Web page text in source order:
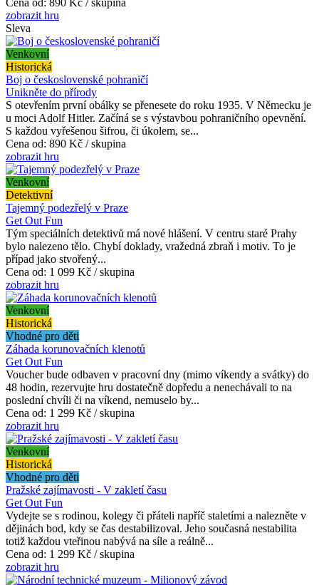
zobrazit hru
Sleva
Venkovní
Historická
Boj o československé pohraničí
Unikněte do přírody
S otevřením první obálky se přenesete do roku 1935. V Německu je
u moci Adolf Hitler. Začíná se s výstavbou pohraničního opevnění.
S každou vyřešenou šifrou, či úkolem, se...
Cena od: 890 Kč / skupina
zobrazit hru
Venkovní
Detektivní
Tajemný podezřelý v Praze
Get Out Fun
Tým speciálních detektivů má nové hlášení. V centru staré Prahy
bylo nalezeno tělo. Chybí doklady, vražedná zbraň i motiv. To je
případ jako stvořený...
Cena od: 1 099 Kč / skupina
zobrazit hru
Venkovní
Historická
Vhodné pro děti
Záhada korunovačních klenotů
Get Out Fun
Voucher bude odbaven v pracovní dny (mimo víkendy a svátky) do
48 hodin, rezervujte hru dostatečně dopředu a nenechávali to na
poslední chvíli či na víkend, nemuselo by...
Cena od: 1 299 Kč / skupina
zobrazit hru
Venkovní
Historická
Vhodné pro děti
Pražské zajímavosti - V zakletí času
Get Out Fun
Vydejte se s rodinou, kolegy či přáteli napříč staletími a nalezněte v
dějinách bod, kdy se čas destabilizoval. Jeho současná nestabilita
totiž každou vteřinou nabývá na síle a reálně...
Cena od: 1 299 Kč / skupina
zobrazit hru